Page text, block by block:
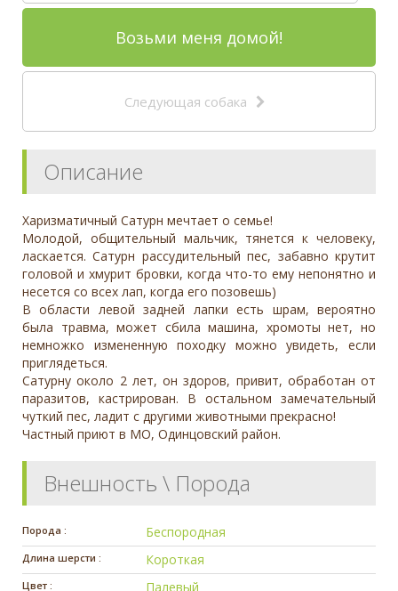
Возьми меня домой!
Следующая собака
Описание
Харизматичный Сатурн мечтает о семье!
Молодой, общительный мальчик, тянется к человеку,
ласкается. Сатурн рассудительный пес, забавно крутит
головой и хмурит бровки, когда что-то ему непонятно и
несется со всех лап, когда его позовешь)
В области левой задней лапки есть шрам, вероятно
была травма, может сбила машина, хромоты нет, но
немножко измененную походку можно увидеть, если
приглядеться.
Сатурну около 2 лет, он здоров, привит, обработан от
паразитов, кастрирован. В остальном замечательный
чуткий пес, ладит с другими животными прекрасно!
Частный приют в МО, Одинцовский район.
Внешность \ Порода
Порода : Беспородная
Длина шерсти : Короткая
Цвет : Палевый